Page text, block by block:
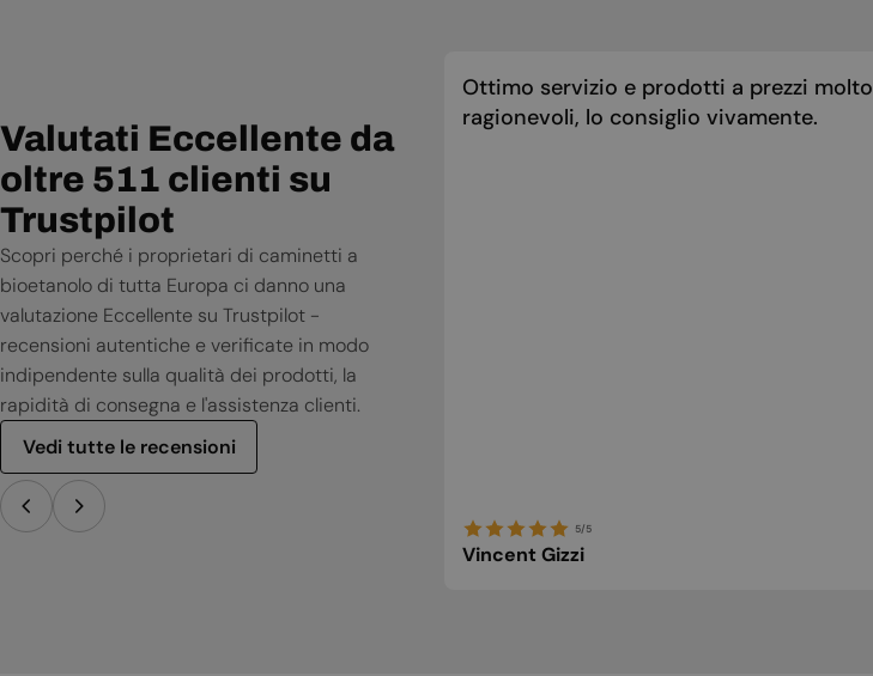
Valutati Eccellente da
oltre 511 clienti su
Trustpilot
Scopri perché i proprietari di caminetti a
bioetanolo di tutta Europa ci danno una
valutazione Eccellente su Trustpilot -
recensioni autentiche e verificate in modo
indipendente sulla qualità dei prodotti, la
rapidità di consegna e l'assistenza clienti.
Vedi tutte le recensioni
Ottimo servizio e prodotti a prezzi molto
ragionevoli, lo consiglio vivamente.
5/5
Vincent Gizzi